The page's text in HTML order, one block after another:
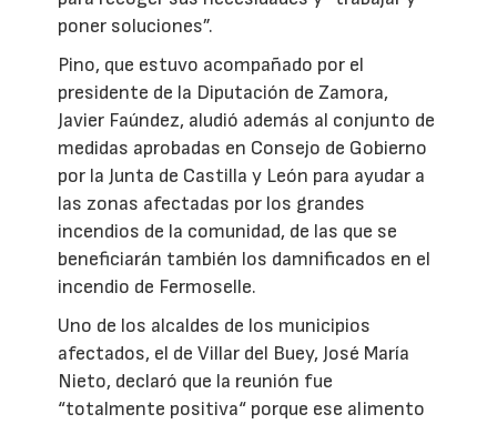
poner soluciones”.
Pino, que estuvo acompañado por el
presidente de la Diputación de Zamora,
Javier Faúndez, aludió además al conjunto de
medidas aprobadas en Consejo de Gobierno
por la Junta de Castilla y León para ayudar a
las zonas afectadas por los grandes
incendios de la comunidad, de las que se
beneficiarán también los damnificados en el
incendio de Fermoselle.
Uno de los alcaldes de los municipios
afectados, el de Villar del Buey, José María
Nieto, declaró que la reunión fue
“totalmente positiva“ porque ese alimento